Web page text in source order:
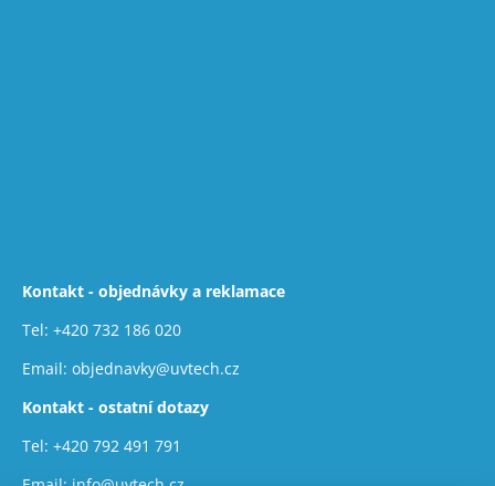
Kontakt - objednávky a reklamace
Tel: +420 732 186 020
Email: objednavky@uvtech.cz
Kontakt - ostatní dotazy
Tel: +420 792 491 791